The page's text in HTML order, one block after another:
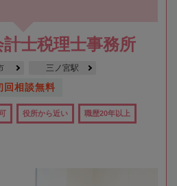
士税理士事務所
三ノ宮駅
回相談無料
役所から近い 職歴20年以上